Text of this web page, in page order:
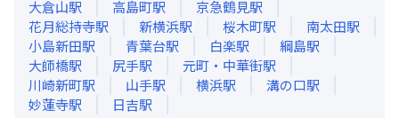
大倉山駅 高島町駅 京急鶴見駅
花月総持寺駅 新横浜駅 桜木町駅 南太田駅
小島新田駅 青葉台駅 白楽駅 綱島駅
大師橋駅 尻手駅 元町・中華街駅
川崎新町駅 山手駅 横浜駅 溝の口駅
妙蓮寺駅 日吉駅